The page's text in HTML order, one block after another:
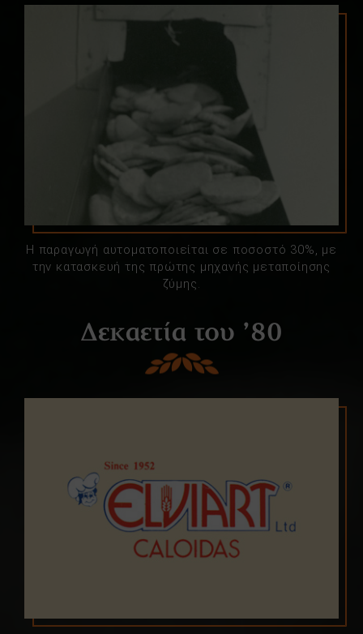
Η παραγωγή αυτοματοποιείται σε ποσοστό 30%, με
την κατασκευή της πρώτης μηχανής μεταποίησης
ζύμης.
Δεκαετία του ’80